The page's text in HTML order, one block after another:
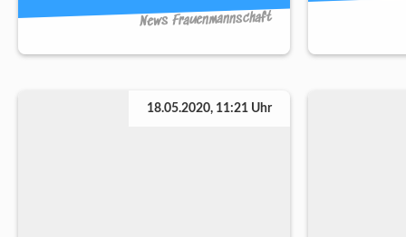
News Frauenmannschaft
18.05.2020, 11:21 Uhr